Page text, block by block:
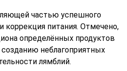
частью успешного
коррекция питания. Отмечено,
определённых продуктов
неблагоприятных
лямблий.